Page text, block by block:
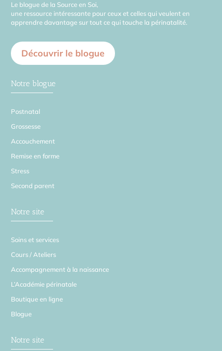
Le blogue de la Source en Soi,
une ressource intéressante pour ceux et celles qui veulent en
apprendre davantage sur tout ce qui touche la périnatalité.
Découvrir le blogue
Notre blogue
Postnatal
Grossesse
Accouchement
Remise en forme
Stress
Second parent
Notre site
Soins et services
Cours / Ateliers
Accompagnement à la naissance
L’Académie périnatale
Boutique en ligne
Blogue
Notre site